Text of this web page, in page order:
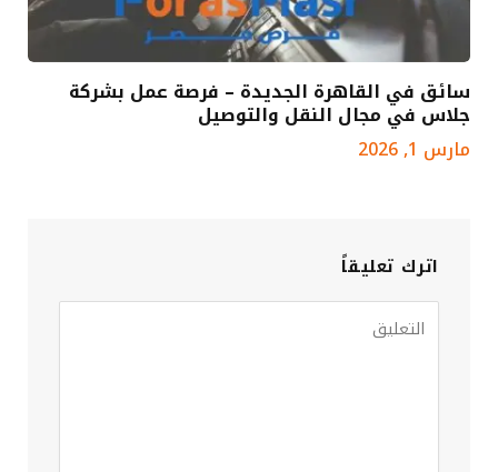
سائق في القاهرة الجديدة – فرصة عمل بشركة
جلاس في مجال النقل والتوصيل
مارس 1, 2026
اترك تعليقاً